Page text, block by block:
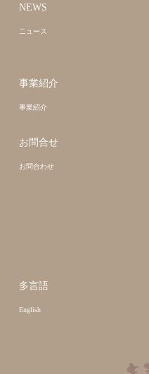
NEWS
ニュース
事業紹介
事業紹介
お問合せ
お問合わせ
多言語
English